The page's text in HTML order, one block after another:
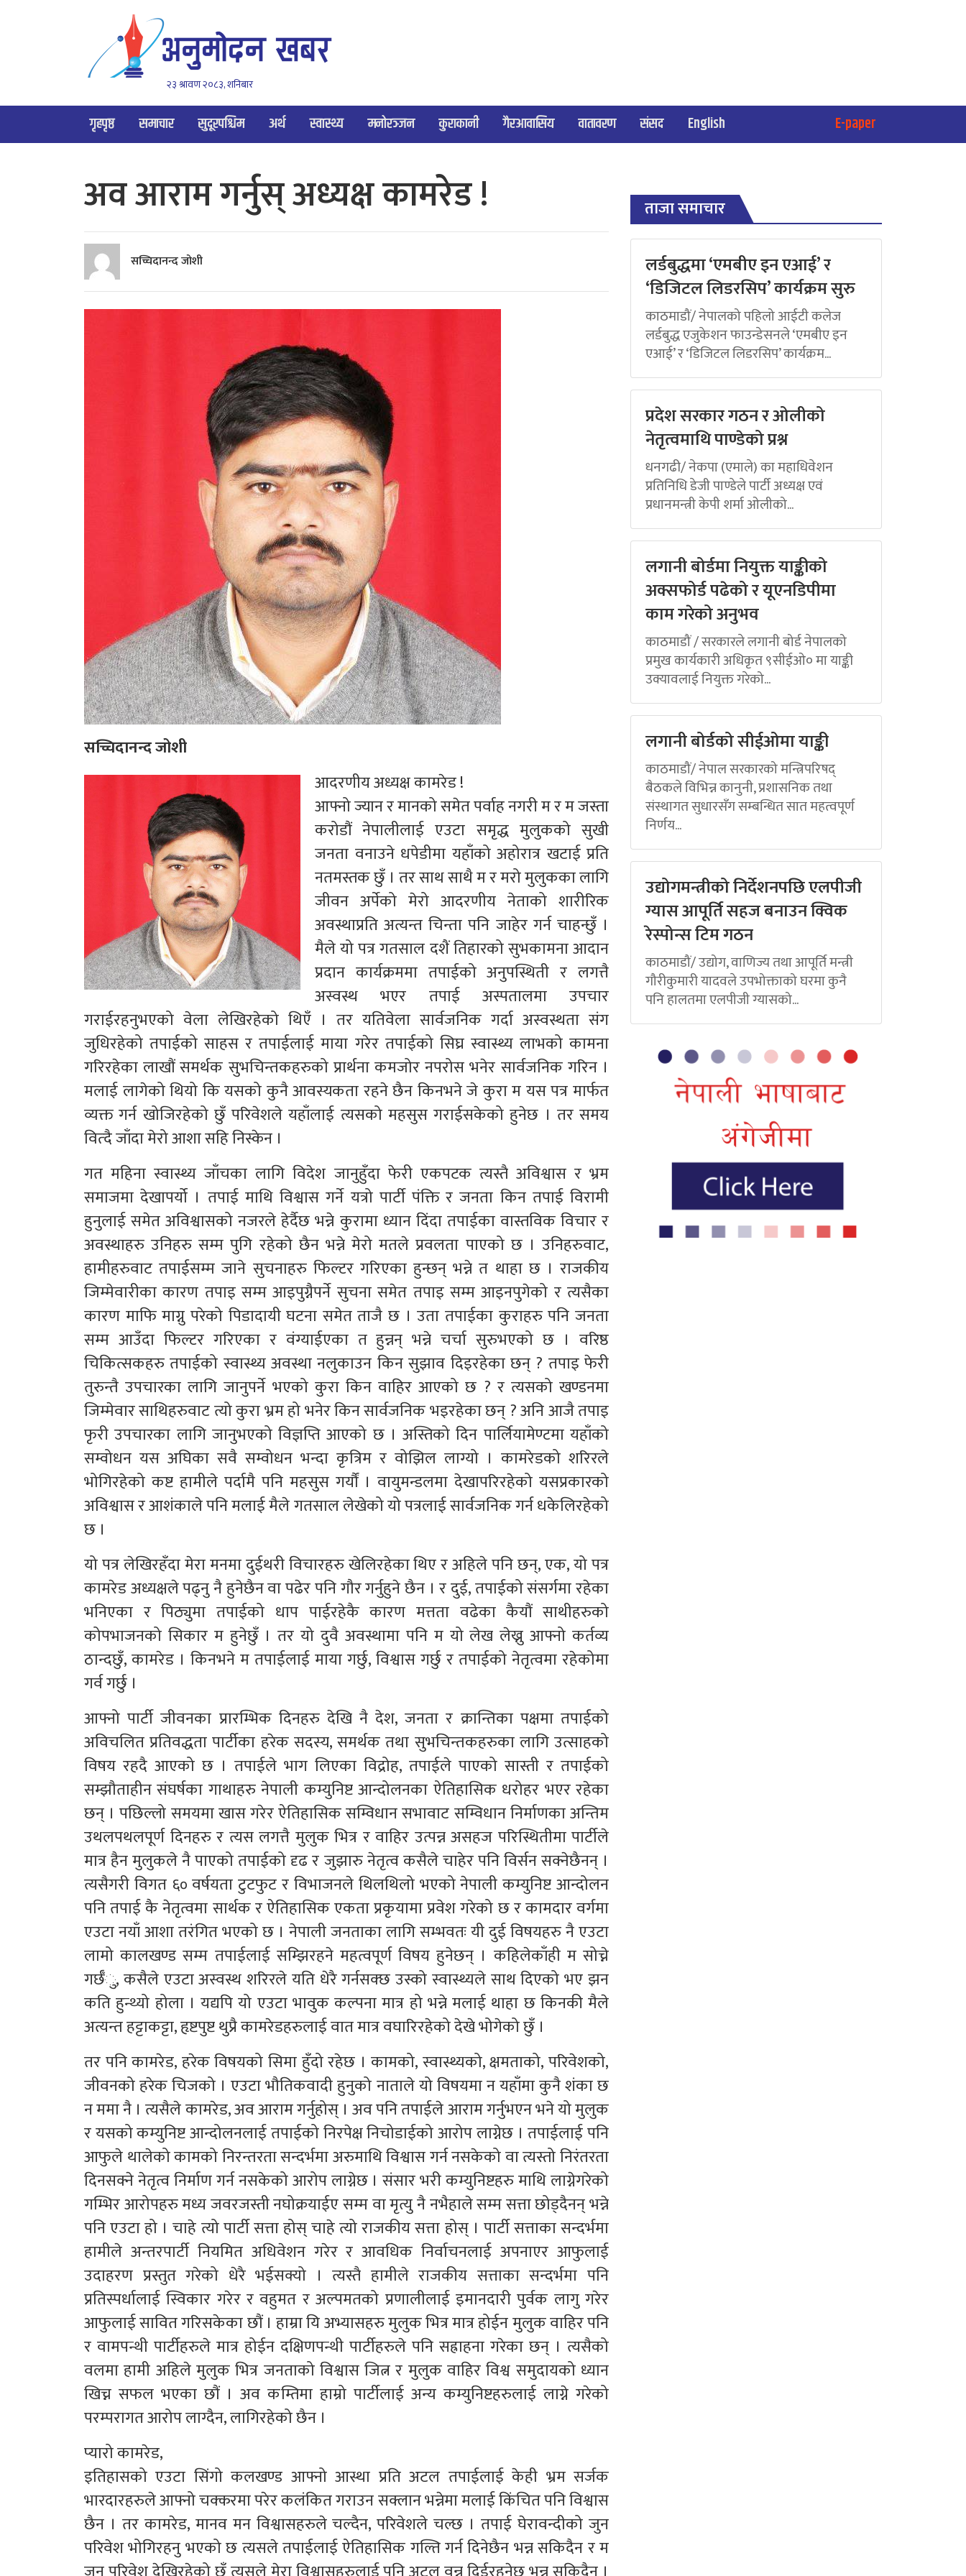
२३ श्रावण २०८३, शनिबार
गृहपृष्ठ समाचार सुदूरपश्चिम अर्थ स्वास्थ्य मनोरञ्जन कुराकानी गैरआवासिय वातावरण संसद English E-paper
अव आराम गर्नुस् अध्यक्ष कामरेड !
सच्चिदानन्द जोशी
सच्चिदानन्द जोशी
आदरणीय अध्यक्ष कामरेड !
आफ्नो ज्यान र मानको समेत पर्वाह नगरी म र म जस्ता
करोडौं नेपालीलाई एउटा समृद्ध मुलुकको सुखी
जनता वनाउने धपेडीमा यहाँको अहोरात्र खटाई प्रति
नतमस्तक छुँ । तर साथ साथै म र मरो मुलुकका लागि
जीवन अर्पेको मेरो आदरणीय नेताको शारीरिक
अवस्थाप्रति अत्यन्त चिन्ता पनि जाहेर गर्न चाहन्छुँ ।
मैले यो पत्र गतसाल दशैं तिहारको सुभकामना आदान
प्रदान कार्यक्रममा तपाईको अनुपस्थिती र लगत्तै
अस्वस्थ भएर तपाई अस्पतालमा उपचार
गराईरहनुभएको वेला लेखिरहेको थिएँ । तर यतिवेला सार्वजनिक गर्दा अस्वस्थता संग
जुधिरहेको तपाईको साहस र तपाईलाई माया गरेर तपाईको सिघ्र स्वास्थ्य लाभको कामना
गरिरहेका लाखौं समर्थक सुभचिन्तकहरुको प्रार्थना कमजोर नपरोस भनेर सार्वजनिक गरिन ।
मलाई लागेको थियो कि यसको कुनै आवस्यकता रहने छैन किनभने जे कुरा म यस पत्र मार्फत
व्यक्त गर्न खोजिरहेको छुँ परिवेशले यहाँलाई त्यसको महसुस गराईसकेको हुनेछ । तर समय
वित्दै जाँदा मेरो आशा सहि निस्केन ।
गत महिना स्वास्थ्य जाँचका लागि विदेश जानुहुँदा फेरी एकपटक त्यस्तै अविश्वास र भ्रम
समाजमा देखापर्यो । तपाई माथि विश्वास गर्ने यत्रो पार्टी पंक्ति र जनता किन तपाई विरामी
हुनुलाई समेत अविश्वासको नजरले हेर्दैछ भन्ने कुरामा ध्यान दिंदा तपाईका वास्तविक विचार र
अवस्थाहरु उनिहरु सम्म पुगि रहेको छैन भन्ने मेरो मतले प्रवलता पाएको छ । उनिहरुवाट,
हामीहरुवाट तपाईसम्म जाने सुचनाहरु फिल्टर गरिएका हुन्छन् भन्ने त थाहा छ । राजकीय
जिम्मेवारीका कारण तपाइ सम्म आइपुग्नैपर्ने सुचना समेत तपाइ सम्म आइनपुगेको र त्यसैका
कारण माफि माग्नु परेको पिडादायी घटना समेत ताजै छ । उता तपाईका कुराहरु पनि जनता
सम्म आउँदा फिल्टर गरिएका र वंग्याईएका त हुन्नन् भन्ने चर्चा सुरुभएको छ । वरिष्ठ
चिकित्सकहरु तपाईको स्वास्थ्य अवस्था नलुकाउन किन सुझाव दिइरहेका छन् ? तपाइ फेरी
तुरुन्तै उपचारका लागि जानुपर्ने भएको कुरा किन वाहिर आएको छ ? र त्यसको खण्डनमा
जिम्मेवार साथिहरुवाट त्यो कुरा भ्रम हो भनेर किन सार्वजनिक भइरहेका छन् ? अनि आजै तपाइ
फृरी उपचारका लागि जानुभएको विज्ञप्ति आएको छ । अस्तिको दिन पार्लियामेण्टमा यहाँको
सम्वोधन यस अघिका सवै सम्वोधन भन्दा कृत्रिम र वोझिल लाग्यो । कामरेडको शरिरले
भोगिरहेको कष्ट हामीले पर्दामै पनि महसुस गर्यौं । वायुमन्डलमा देखापरिरहेको यसप्रकारको
अविश्वास र आशंकाले पनि मलाई मैले गतसाल लेखेको यो पत्रलाई सार्वजनिक गर्न धकेलिरहेको
छ ।
यो पत्र लेखिरहँदा मेरा मनमा दुईथरी विचारहरु खेलिरहेका थिए र अहिले पनि छन्, एक, यो पत्र
कामरेड अध्यक्षले पढ्नु नै हुनेछैन वा पढेर पनि गौर गर्नुहुने छैन । र दुई, तपाईको संसर्गमा रहेका
भनिएका र पिठ्युमा तपाईको धाप पाईरहेकै कारण मत्तता वढेका कैयौं साथीहरुको
कोपभाजनको सिकार म हुनेछुँ । तर यो दुवै अवस्थामा पनि म यो लेख लेख्नु आफ्नो कर्तव्य
ठान्दछुँ, कामरेड । किनभने म तपाईलाई माया गर्छु, विश्वास गर्छु र तपाईको नेतृत्वमा रहेकोमा
गर्व गर्छु ।
आफ्नो पार्टी जीवनका प्रारम्भिक दिनहरु देखि नै देश, जनता र क्रान्तिका पक्षमा तपाईको
अविचलित प्रतिवद्धता पार्टीका हरेक सदस्य, समर्थक तथा सुभचिन्तकहरुका लागि उत्साहको
विषय रहदै आएको छ । तपाईले भाग लिएका विद्रोह, तपाईले पाएको सास्ती र तपाईको
सम्झौताहीन संघर्षका गाथाहरु नेपाली कम्युनिष्ट आन्दोलनका ऐतिहासिक धरोहर भएर रहेका
छन् । पछिल्लो समयमा खास गरेर ऐतिहासिक सम्विधान सभावाट सम्विधान निर्माणका अन्तिम
उथलपथलपूर्ण दिनहरु र त्यस लगत्तै मुलुक भित्र र वाहिर उत्पन्न असहज परिस्थितीमा पार्टीले
मात्र हैन मुलुकले नै पाएको तपाईको दृढ र जुझारु नेतृत्व कसैले चाहेर पनि विर्सन सक्नेछैनन् ।
त्यसैगरी विगत ६० वर्षयता टुटफुट र विभाजनले थिलथिलो भएको नेपाली कम्युनिष्ट आन्दोलन
पनि तपाई कै नेतृत्वमा सार्थक र ऐतिहासिक एकता प्रकृयामा प्रवेश गरेको छ र कामदार वर्गमा
एउटा नयाँ आशा तरंगित भएको छ । नेपाली जनताका लागि सम्भवतः यी दुई विषयहरु नै एउटा
लामो कालखण्ड सम्म तपाईलाई सम्झिरहने महत्वपूर्ण विषय हुनेछन् । कहिलेकाँही म सोच्ने
गर्छँु, कसैले एउटा अस्वस्थ शरिरले यति धेरै गर्नसक्छ उस्को स्वास्थ्यले साथ दिएको भए झन
कति हुन्थ्यो होला । यद्यपि यो एउटा भावुक कल्पना मात्र हो भन्ने मलाई थाहा छ किनकी मैले
अत्यन्त हट्टाकट्टा, हृष्टपुष्ट थुप्रै कामरेडहरुलाई वात मात्र वघारिरहेको देखे भोगेको छुँ ।
तर पनि कामरेड, हरेक विषयको सिमा हुँदो रहेछ । कामको, स्वास्थ्यको, क्षमताको, परिवेशको,
जीवनको हरेक चिजको । एउटा भौतिकवादी हुनुको नाताले यो विषयमा न यहाँमा कुनै शंका छ
न ममा नै । त्यसैले कामरेड, अव आराम गर्नुहोस् । अव पनि तपाईले आराम गर्नुभएन भने यो मुलुक
र यसको कम्युनिष्ट आन्दोलनलाई तपाईको निरपेक्ष निचोडाईको आरोप लाग्नेछ । तपाईलाई पनि
आफुले थालेको कामको निरन्तरता सन्दर्भमा अरुमाथि विश्वास गर्न नसकेको वा त्यस्तो निरंतरता
दिनसक्ने नेतृत्व निर्माण गर्न नसकेको आरोप लाग्नेछ । संसार भरी कम्युनिष्टहरु माथि लाग्नेगरेको
गम्भिर आरोपहरु मध्य जवरजस्ती नघोक्रयाईए सम्म वा मृत्यु नै नभैहाले सम्म सत्ता छोड्दैनन् भन्ने
पनि एउटा हो । चाहे त्यो पार्टी सत्ता होस् चाहे त्यो राजकीय सत्ता होस् । पार्टी सत्ताका सन्दर्भमा
हामीले अन्तरपार्टी नियमित अधिवेशन गरेर र आवधिक निर्वाचनलाई अपनाएर आफुलाई
उदाहरण प्रस्तुत गरेको धेरै भईसक्यो । त्यस्तै हामीले राजकीय सत्ताका सन्दर्भमा पनि
प्रतिस्पर्धालाई स्विकार गरेर र वहुमत र अल्पमतको प्रणालीलाई इमानदारी पुर्वक लागु गरेर
आफुलाई सावित गरिसकेका छौं । हाम्रा यि अभ्यासहरु मुलुक भित्र मात्र होईन मुलुक वाहिर पनि
र वामपन्थी पार्टीहरुले मात्र होईन दक्षिणपन्थी पार्टीहरुले पनि सह्राहना गरेका छन् । त्यसैको
वलमा हामी अहिले मुलुक भित्र जनताको विश्वास जित्न र मुलुक वाहिर विश्व समुदायको ध्यान
खिच्न सफल भएका छौं । अव कम्तिमा हाम्रो पार्टीलाई अन्य कम्युनिष्टहरुलाई लाग्ने गरेको
परम्परागत आरोप लाग्दैन, लागिरहेको छैन ।
प्यारो कामरेड,
इतिहासको एउटा सिंगो कलखण्ड आफ्नो आस्था प्रति अटल तपाईलाई केही भ्रम सर्जक
भारदारहरुले आफ्नो चक्करमा परेर कलंकित गराउन सक्लान भन्नेमा मलाई किंचित पनि विश्वास
छैन । तर कामरेड, मानव मन विश्वासहरुले चल्दैन, परिवेशले चल्छ । तपाई घेरावन्दीको जुन
परिवेश भोगिरहनु भएको छ त्यसले तपाईलाई ऐतिहासिक गल्ति गर्न दिनेछैन भन्न सकिदैन र म
ताजा समाचार
लर्डबुद्धमा ‘एमबीए इन एआई’ र
‘डिजिटल लिडरसिप’ कार्यक्रम सुरु
काठमाडौं/ नेपालको पहिलो आईटी कलेज
लर्डबुद्ध एजुकेशन फाउन्डेसनले ‘एमबीए इन
एआई’ र ‘डिजिटल लिडरसिप’ कार्यक्रम...
प्रदेश सरकार गठन र ओलीको
नेतृत्वमाथि पाण्डेको प्रश्न
धनगढी/ नेकपा (एमाले) का महाधिवेशन
प्रतिनिधि डेजी पाण्डेले पार्टी अध्यक्ष एवं
प्रधानमन्त्री केपी शर्मा ओलीको...
लगानी बोर्डमा नियुक्त याङ्कीको
अक्सफोर्ड पढेको र यूएनडिपीमा
काम गरेको अनुभव
काठमाडौं / सरकारले लगानी बोर्ड नेपालको
प्रमुख कार्यकारी अधिकृत ९सीईओ० मा याङ्की
उक्यावलाई नियुक्त गरेको...
लगानी बोर्डको सीईओमा याङ्की
काठमाडौं/ नेपाल सरकारको मन्त्रिपरिषद्
बैठकले विभिन्न कानुनी, प्रशासनिक तथा
संस्थागत सुधारसँग सम्बन्धित सात महत्वपूर्ण
निर्णय...
उद्योगमन्त्रीको निर्देशनपछि एलपीजी
ग्यास आपूर्ति सहज बनाउन क्विक
रेस्पोन्स टिम गठन
काठमाडौं/ उद्योग, वाणिज्य तथा आपूर्ति मन्त्री
गौरीकुमारी यादवले उपभोक्ताको घरमा कुनै
पनि हालतमा एलपीजी ग्यासको...